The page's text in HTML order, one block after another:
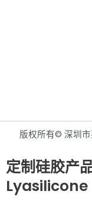
版权所有© 深圳市
定制硅胶产
Lyasilicone